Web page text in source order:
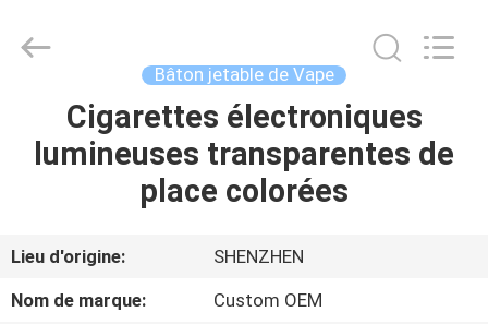
MAISON
PRODUITS
VIDÉOS
Fournisseur.
huaeason.com.
Bâton jetable de Vape
Cigarettes électroniques
lumineuses transparentes de
place colorées
Lieu d'origine:
SHENZHEN
Nom de marque:
Custom OEM